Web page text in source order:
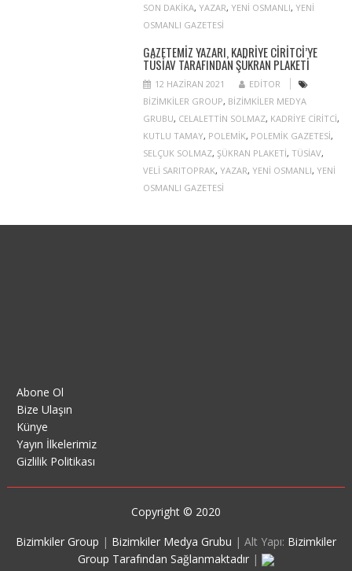
SON DAKIKA, YAZAR, YENI OSMANLI, YENI
OSMANLI GAZETESI
GAZETEMIZ YAZARI, KADRIYE CIRITCI’YE
TÜSİAV TARAFINDAN ŞÜKRAN PLAKETI
12 HAZIRAN 2021
EDITOR
BIZIMKILER GROUP, BIZIMKILER MEDYA
GRUBU, CELALETTIN SOLMAZ, KADRIYE CIRITCI,
KUTLU TAMAY, POLEMIK, POLEMIK GAZETESI,
SELÇUK SOLMAZ, ŞÜKRAN PLAKETI, TÜSIAV,
VELI SARITOPRAK, YAZAR, YENI OSMANLI, YENI
OSMANLI GAZETESI
Abone Ol
Bize Ulaşın
Künye
Yayın İlkelerimiz
Gizlilik Politikası
Copyright © 2020
Bizimkiler Group | Bizimkiler Medya Grubu | Alt Yapı: Bizimkiler
Group Tarafından Sağlanmaktadır |